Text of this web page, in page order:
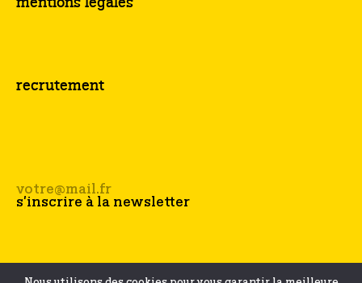
recrutement